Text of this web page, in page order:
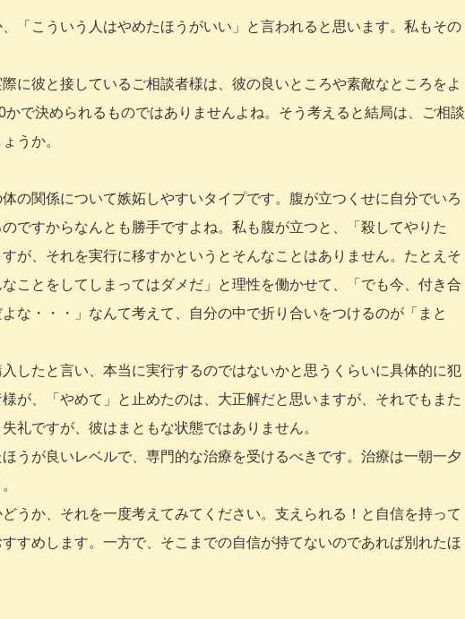
「こういう人はやめたほうがいい」と言われると思います。私もその
に彼と接しているご相談者様は、彼の良いところや素敵なところをよ
で決められるものではありませんよね。そう考えると結局は、ご相談
うか。
の関係について嫉妬しやすいタイプです。腹が立つくせに自分でいろ
ですからなんとも勝手ですよね。私も腹が立つと、「殺してやりた
が、それを実行に移すかというとそんなことはありません。たとえそ
ことをしてしまってはダメだ」と理性を働かせて、「でも今、付き合
な・・・」なんて考えて、自分の中で折り合いをつけるのが「まと
したと言い、本当に実行するのではないかと思うくらいに具体的に犯
が、「やめて」と止めたのは、大正解だと思いますが、それでもまた
礼ですが、彼はまともな状態ではありません。
うが良いレベルで、専門的な治療を受けるべきです。治療は一朝一夕
うか、それを一度考えてみてください。支えられる！と自信を持って
すめします。一方で、そこまでの自信が持てないのであれば別れたほ